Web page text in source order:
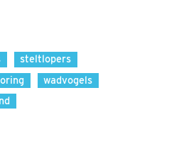
steltlopers
wadvogels